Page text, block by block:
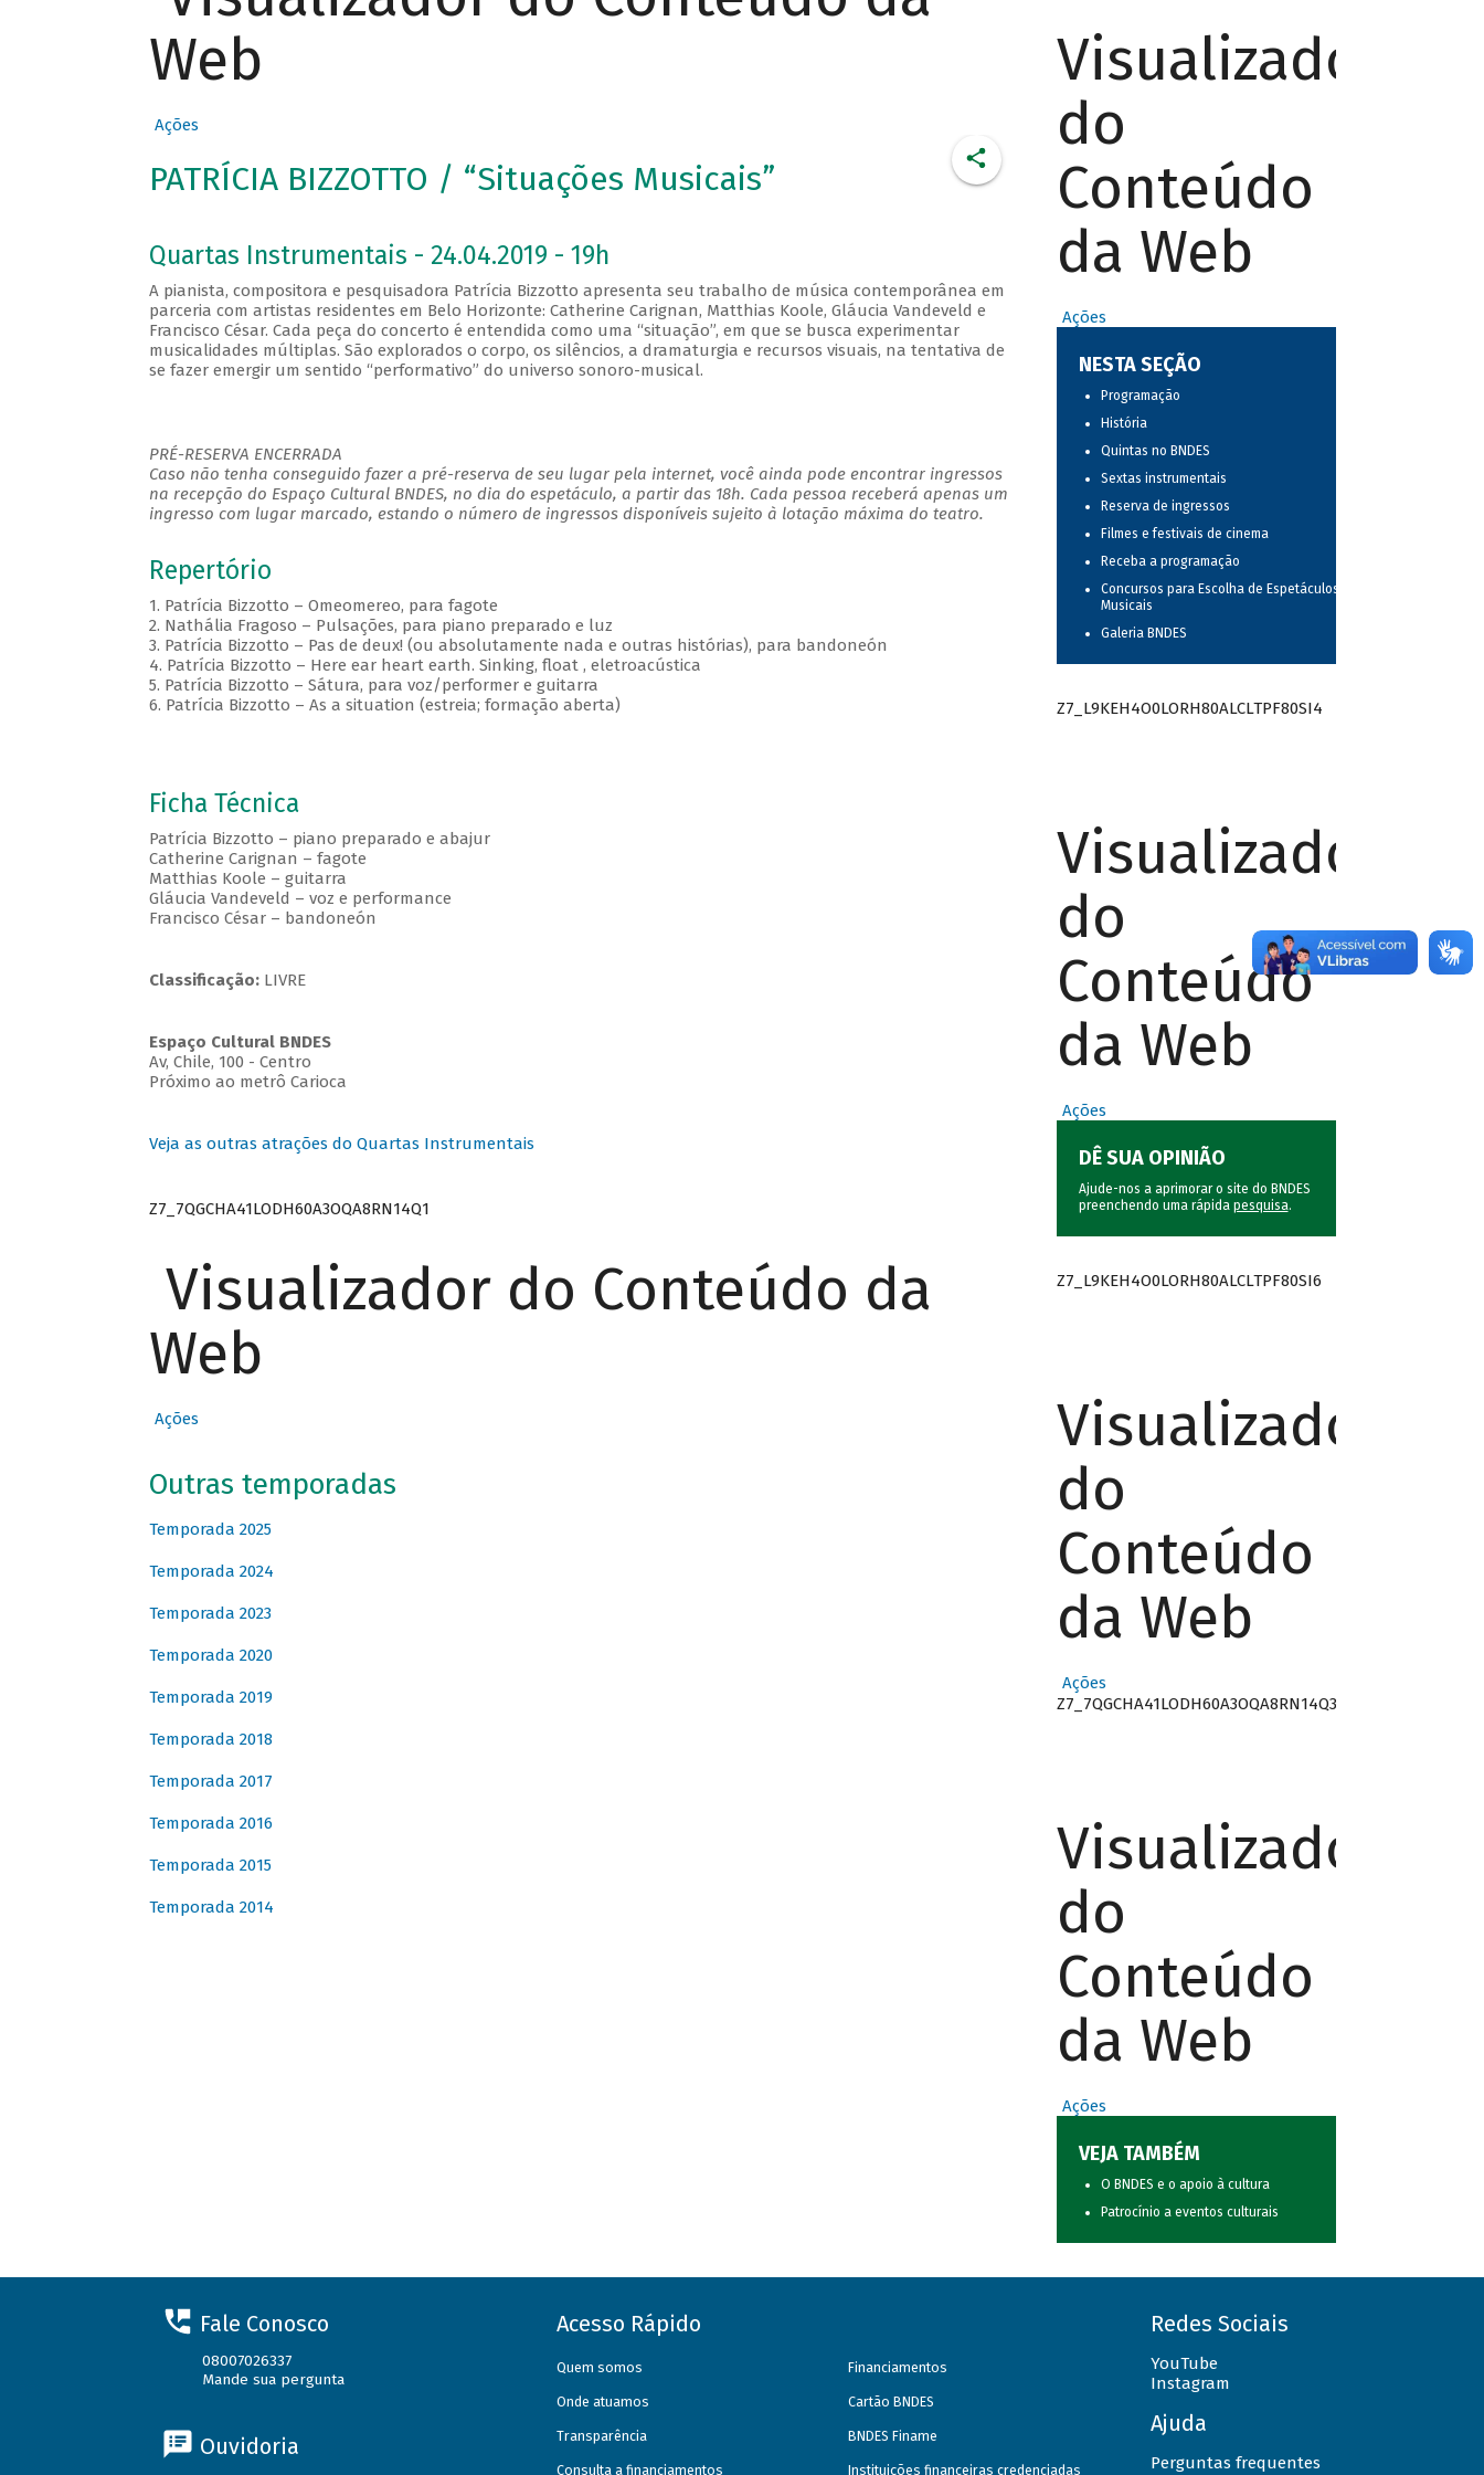
Web
Ações
PATRÍCIA BIZZOTTO / “Situações Musicais”
Quartas Instrumentais - 24.04.2019 - 19h
A pianista, compositora e pesquisadora Patrícia Bizzotto apresenta seu trabalho de música contemporânea em
parceria com artistas residentes em Belo Horizonte: Catherine Carignan, Matthias Koole, Gláucia Vandeveld e
Francisco César. Cada peça do concerto é entendida como uma “situação”, em que se busca experimentar
musicalidades múltiplas. São explorados o corpo, os silêncios, a dramaturgia e recursos visuais, na tentativa de
se fazer emergir um sentido “performativo” do universo sonoro-musical.
PRÉ-RESERVA ENCERRADA
Caso não tenha conseguido fazer a pré-reserva de seu lugar pela internet, você ainda pode encontrar ingressos
na recepção do Espaço Cultural BNDES, no dia do espetáculo, a partir das 18h. Cada pessoa receberá apenas um
ingresso com lugar marcado, estando o número de ingressos disponíveis sujeito à lotação máxima do teatro.
Repertório
1. Patrícia Bizzotto – Omeomereo, para fagote
2. Nathália Fragoso – Pulsações, para piano preparado e luz
3. Patrícia Bizzotto – Pas de deux! (ou absolutamente nada e outras histórias), para bandoneón
4. Patrícia Bizzotto – Here ear heart earth. Sinking, float , eletroacústica
5. Patrícia Bizzotto – Sátura, para voz/performer e guitarra
6. Patrícia Bizzotto – As a situation (estreia; formação aberta)
Ficha Técnica
Patrícia Bizzotto – piano preparado e abajur
Catherine Carignan – fagote
Matthias Koole – guitarra
Gláucia Vandeveld – voz e performance
Francisco César – bandoneón
Classificação: LIVRE
Espaço Cultural BNDES
Av, Chile, 100 - Centro
Próximo ao metrô Carioca
Veja as outras atrações do Quartas Instrumentais
Z7_7QGCHA41LODH60A3OQA8RN14Q1
Visualizador do Conteúdo da
Web
Ações
Outras temporadas
Temporada 2025
Temporada 2024
Temporada 2023
Temporada 2020
Temporada 2019
Temporada 2018
Temporada 2017
Temporada 2016
Temporada 2015
Temporada 2014
Visualizador
do
Conteúdo
da Web
Ações
NESTA SEÇÃO
Programação
História
Quintas no BNDES
Sextas instrumentais
Reserva de ingressos
Filmes e festivais de cinema
Receba a programação
Concursos para Escolha de Espetáculos
Musicais
Galeria BNDES
Z7_L9KEH4O0LORH80ALCLTPF80SI4
Visualizador
do
Conteúdo
da Web
Ações
DÊ SUA OPINIÃO
Ajude-nos a aprimorar o site do BNDES
preenchendo uma rápida pesquisa.
Z7_L9KEH4O0LORH80ALCLTPF80SI6
Visualizador
do
Conteúdo
da Web
Ações
Z7_7QGCHA41LODH60A3OQA8RN14Q3
Visualizador
do
Conteúdo
da Web
Ações
VEJA TAMBÉM
O BNDES e o apoio à cultura
Patrocínio a eventos culturais
Fale Conosco
08007026337
Mande sua pergunta
Ouvidoria
Acesso Rápido
Quem somos
Onde atuamos
Transparência
Consulta a financiamentos
Financiamentos
Cartão BNDES
BNDES Finame
Instituições financeiras credenciadas
Redes Sociais
YouTube
Instagram
Ajuda
Perguntas frequentes